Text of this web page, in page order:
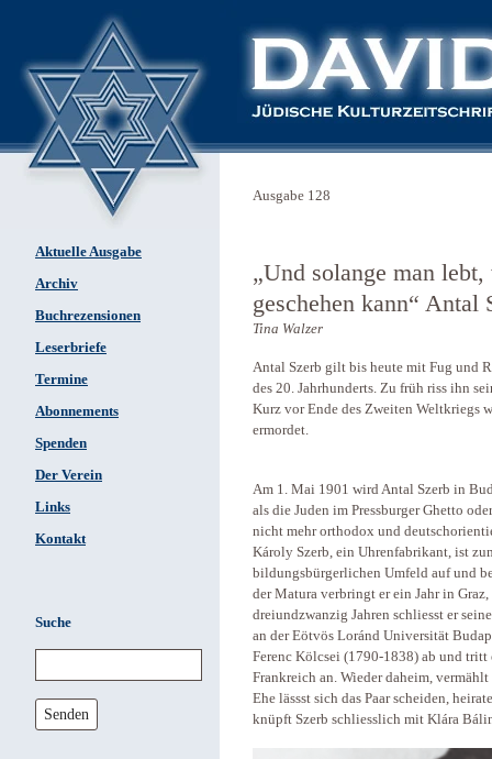
Aktuelle Ausgabe
Archiv
Buchrezensionen
Leserbriefe
Termine
Abonnements
Spenden
Der Verein
Links
Kontakt
Suche
Senden
Ausgabe 128
„Und solange man
geschehen kann“ Antal
Tina Walzer
Antal Szerb gilt bis heute mit Fug und
des 20. Jahrhunderts. Zu früh riss ihn
Kurz vor Ende des Zweiten Weltkriegs
ermordet.
Am 1. Mai 1901 wird Antal Szerb in
als die Juden im Pressburger Ghetto
nicht mehr orthodox und
Károly Szerb, ein Uhrenfabrikant, ist
bildungsbürgerlichen Umfeld auf und
der Matura verbringt er ein Jahr in
dreiundzwanzig Jahren schliesst er
an der Eötvös Loránd Universität
Ferenc Kölcsei (1790-1838) ab und
Frankreich an. Wieder daheim,
Ehe lässst sich das Paar scheiden,
knüpft Szerb schliesslich mit Klára